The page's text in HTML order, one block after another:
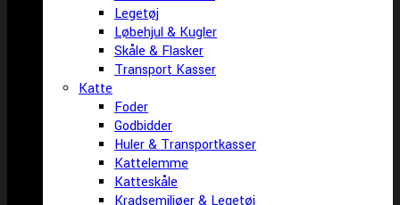
Legetøj
Løbehjul & Kugler
Skåle & Flasker
Transport Kasser
Katte
Foder
Godbidder
Huler & Transportkasser
Kattelemme
Katteskåle
Kradsemiljøer & Legetøj